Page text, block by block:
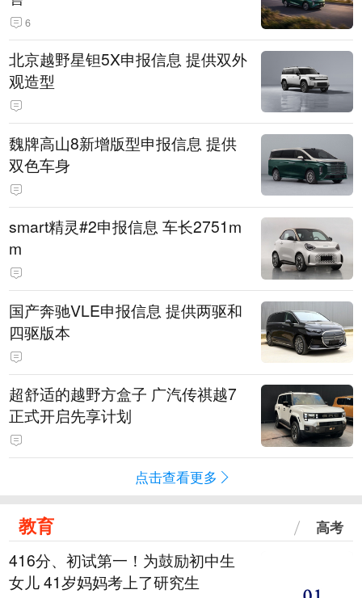
6
北京越野星钽5X申报信息 提供双外
观造型
魏牌高山8新增版型申报信息 提供
双色车身
smart精灵#2申报信息 车长2751m
m
国产奔驰VLE申报信息 提供两驱和
四驱版本
超舒适的越野方盒子 广汽传祺越7
正式开启先享计划
点击查看更多
教育 高考
416分、初试第一！为鼓励初中生
女儿 41岁妈妈考上了研究生